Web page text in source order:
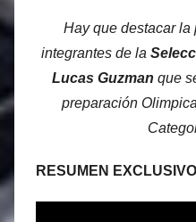
Hay que destacar
integrantes de la
Lucas Guzman que
preparación
RESUMEN